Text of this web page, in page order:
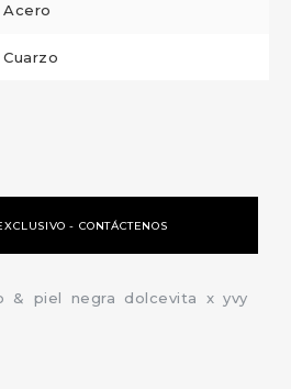
Acero
Cuarzo
- CONTÁCTENOS
& piel negra dolcevita x yvy